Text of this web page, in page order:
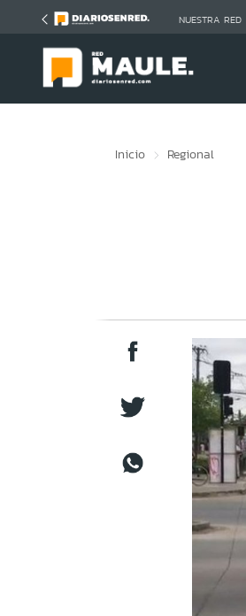
NUESTRA RED
Inicio Regional